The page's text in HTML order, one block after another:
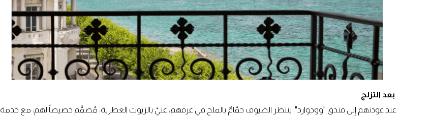
بعد التزلج
عند عودتهم إلى فندق "وودوارد"، ينتظر الضيوف حمّامٌ بالملح في غرفهم، غنيّ بالزيوت العطرية، مُصمَّم خصيصاً لهم، مع خدمة